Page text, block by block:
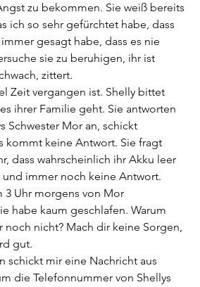
zu bekommen. Sie weiß bereits
ich so sehr gefürchtet habe, dass
gesagt habe, dass es nie
sie zu beruhigen, ihr ist
zittert.
Zeit vergangen ist. Shelly bittet
ihrer Familie geht. Sie antworten
Schwester Mor an, schickt
kommt keine Antwort. Sie fragt
dass wahrscheinlich ihr Akku leer
und immer noch keine Antwort.
3 Uhr morgens von Mor
habe kaum geschlafen. Warum
nicht? Mach dir keine Sorgen,
gut.
schickt mir eine Nachricht aus
die Telefonnummer von Shellys